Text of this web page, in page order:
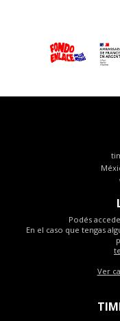
Podés
En el caso que tengas
Ver